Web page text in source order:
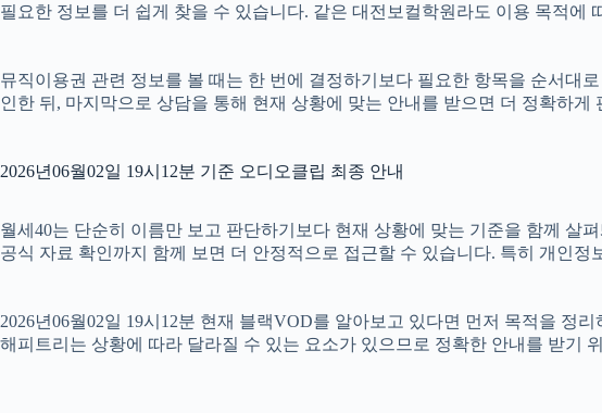
필요한 정보를 더 쉽게 찾을 수 있습니다. 같은 대전보컬학원라도 이용 목적
뮤직이용권 관련 정보를 볼 때는 한 번에 결정하기보다 필요한 항목을 순서대
인한 뒤, 마지막으로 상담을 통해 현재 상황에 맞는 안내를 받으면 더 정확하게
2026년06월02일 19시12분 기준 오디오클립 최종 안내
월세40는 단순히 이름만 보고 판단하기보다 현재 상황에 맞는 기준을 함께 살
공식 자료 확인까지 함께 보면 더 안정적으로 접근할 수 있습니다. 특히 개인
2026년06월02일 19시12분 현재 블랙VOD를 알아보고 있다면 먼저 목적을 정
해피트리는 상황에 따라 달라질 수 있는 요소가 있으므로 정확한 안내를 받기